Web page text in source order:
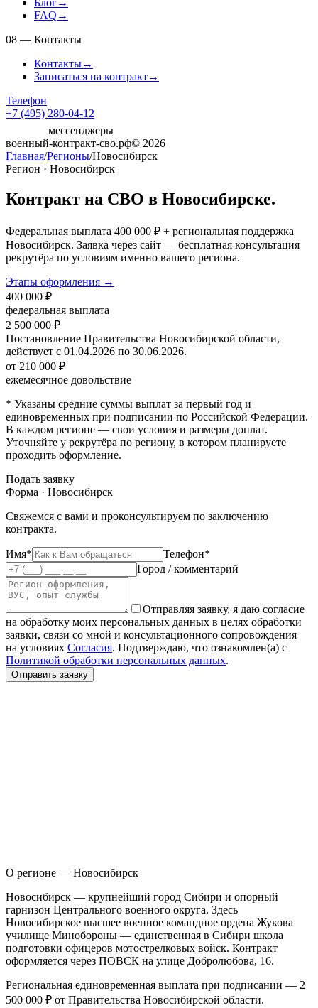
Блог→
FAQ →
08 — Контакты
Контакты→
Записаться на контракт→
Телефон
+7 (495) 280-04-12
мессенджеры
военный-контракт-сво.рф© 2026
Главная/Регионы/Новосибирск
Регион · Новосибирск
Контракт на СВО в Новосибирске.
Федеральная выплата 400 000 ₽ + региональная поддержка
Новосибирск. Заявка через сайт — бесплатная консультация
рекрутёра по условиям именно вашего региона.
Этапы оформления →
400 000 ₽
федеральная выплата
2 500 000 ₽
Постановление Правительства Новосибирской области,
действует с 01.04.2026 по 30.06.2026.
от 210 000 ₽
ежемесячное довольствие
* Указаны средние суммы выплат за первый год и
единовременных при подписании по Российской Федерации.
В каждом регионе — свои условия и размеры доплат.
Уточняйте у рекрутёра по региону, в котором планируете
проходить оформление.
Подать заявку
Форма · Новосибирск
Свяжемся с вами и проконсультируем по заключению
контракта.
Имя*
Телефон*
Город / комментарий
Отправляя заявку, я даю согласие
на обработку моих персональных данных в целях обработки
заявки, связи со мной и консультационного сопровождения
на условиях Согласия. Подтверждаю, что ознакомлен(а) с
Политикой обработки персональных данных.
Отправить заявку
О регионе — Новосибирск
Новосибирск — крупнейший город Сибири и опорный
гарнизон Центрального военного округа. Здесь
Новосибирское высшее военное командное ордена Жукова
училище Минобороны — единственная в Сибири школа
подготовки офицеров мотострелковых войск. Контракт
оформляется через ПОВСК на улице Добролюбова, 16.
Региональная единовременная выплата при подписании — 2
500 000 ₽ от Правительства Новосибирской области.